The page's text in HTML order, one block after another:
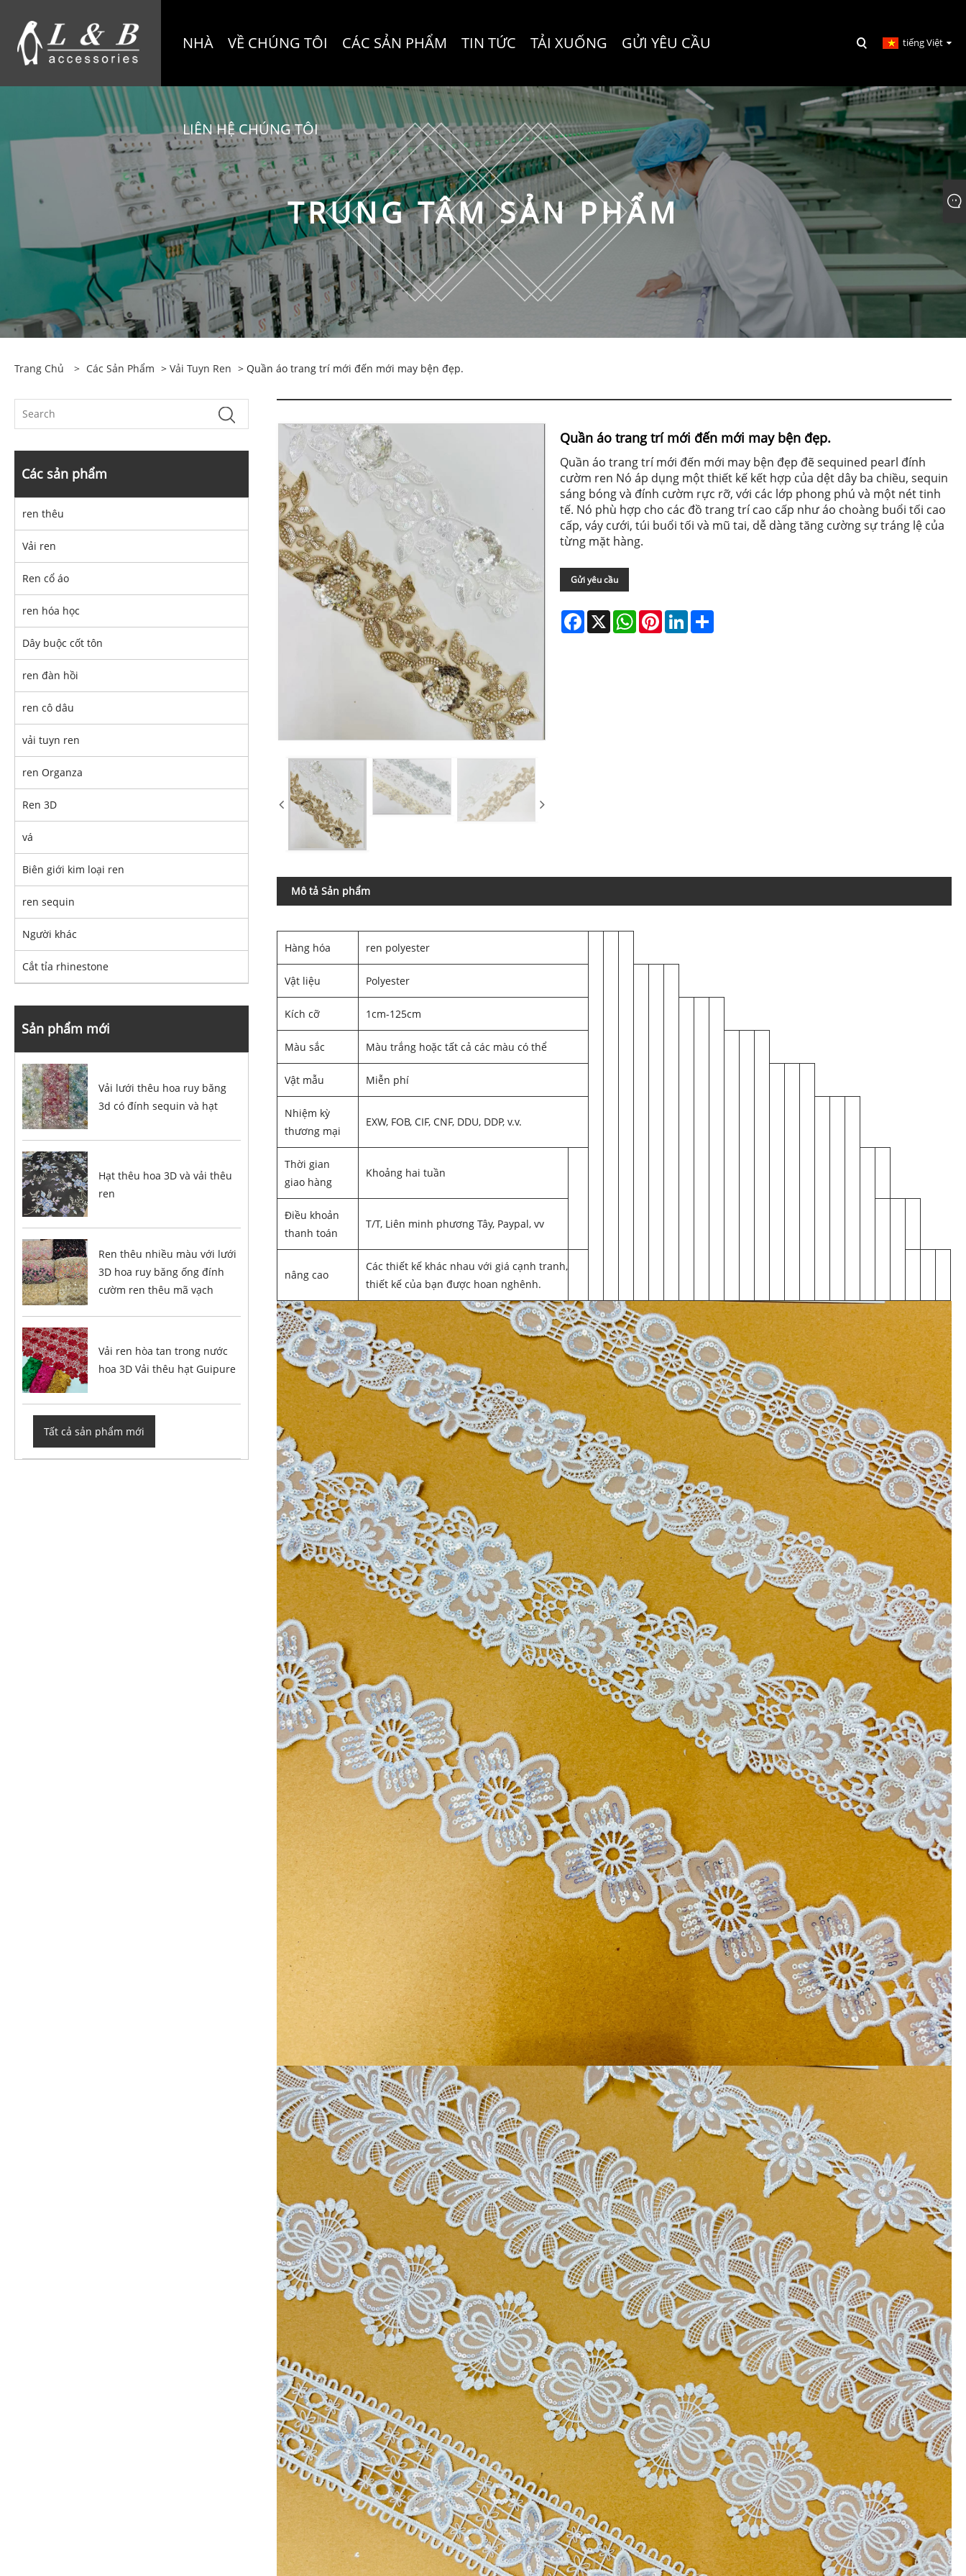
NHÀ VỀ CHÚNG TÔI CÁC SẢN PHẨM TIN TỨC TẢI XUỐNG GỬI YÊU CẦU
LIÊN HỆ CHÚNG TÔI
tiếng Việt
TRUNG TÂM SẢN PHẨM
Trang Chủ > Các Sản Phẩm > Vải Tuyn Ren > Quần áo trang trí mới đến mới may bện đẹp.
Các sản phẩm
ren thêu
Vải ren
Ren cổ áo
ren hóa học
Dây buộc cốt tôn
ren đàn hồi
ren cô dâu
vải tuyn ren
ren Organza
Ren 3D
vá
Biên giới kim loại ren
ren sequin
Người khác
Cắt tỉa rhinestone
Sản phẩm mới
Vải lưới thêu hoa ruy băng
3d có đính sequin và hạt
Hạt thêu hoa 3D và vải thêu
ren
Ren thêu nhiều màu với lưới
3D hoa ruy băng ống đính
cườm ren thêu mã vạch
Vải ren hòa tan trong nước
hoa 3D Vải thêu hạt Guipure
Tất cả sản phẩm mới
Quần áo trang trí mới đến mới may bện đẹp.
Quần áo trang trí mới đến mới may bện đẹp đẽ sequined pearl đính
cườm ren Nó áp dụng một thiết kế kết hợp của dệt dây ba chiều, sequin
sáng bóng và đính cườm rực rỡ, với các lớp phong phú và một nét tinh
tế. Nó phù hợp cho các đồ trang trí cao cấp như áo choàng buổi tối cao
cấp, váy cưới, túi buổi tối và mũ tai, dễ dàng tăng cường sự tráng lệ của
từng mặt hàng.
Gửi yêu cầu
Facebook
X WhatsApp
PinterestLinkedIn
Mô tả Sản phẩm
Hàng hóa ren polyester
Vật liệu Polyester
Kích cỡ 1cm-125cm
Màu sắc Màu trắng hoặc tất cả các màu có thể
Vật mẫu Miễn phí
Nhiệm kỳ
thương mại
EXW, FOB, CIF, CNF, DDU, DDP, v.v.
Thời gian
giao hàng
Khoảng hai tuần
Điều khoản
thanh toán
T/T, Liên minh phương Tây, Paypal, vv
nâng cao
Các thiết kế khác nhau với giá cạnh tranh,
thiết kế của bạn được hoan nghênh.